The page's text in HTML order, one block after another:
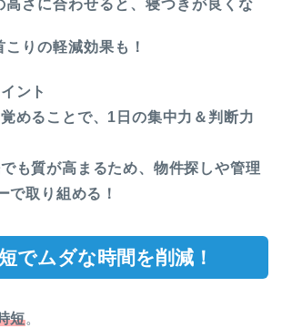
高さに合わせると、寝つきが良くな
こりの軽減効果も！
ント
めることで、1日の集中力＆判断力
も質が高まるため、物件探しや管理
で取り組める！
でムダな時間を削減！
短。